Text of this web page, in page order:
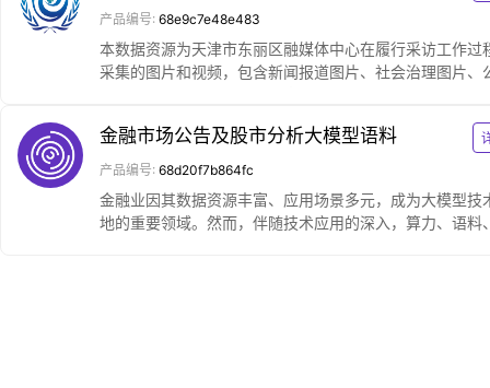
治理，到期自动归档/销毁，并支持与各地数据交易所互
范化流通与价值实现。
产品编号: 68e9c7e48e483
本数据资源为天津市东丽区融媒体中心在履行采访工作过
采集的图片和视频，包含新闻报道图片、社会治理图片、
金融市场公告及股市分析大模型语料
产品编号: 68d20f7b864fc
金融业因其数据资源丰富、应用场景多元，成为大模型技
地的重要领域。然而，伴随技术应用的深入，算力、语料